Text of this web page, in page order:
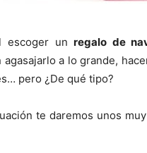
escoger un regalo de
a lo grande,
pero ¿De qué tipo?
te daremos unos